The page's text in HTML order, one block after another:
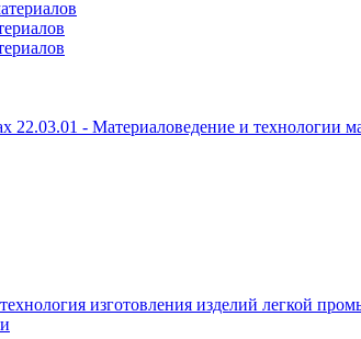
22.03.01 - Материаловедение и технологии
изготовления изделий легкой